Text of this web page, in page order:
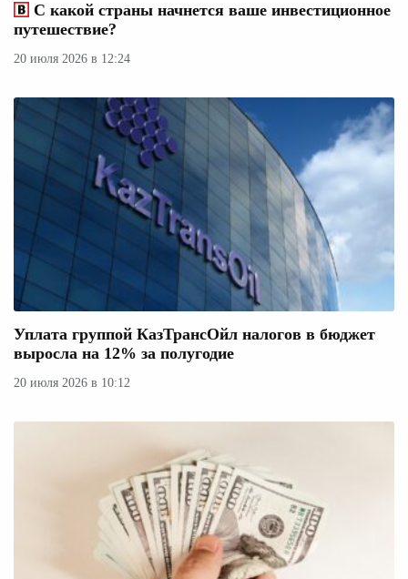
С какой страны начнется ваше инвестиционное
путешествие?
20 июля 2026 в 12:24
Уплата группой КазТрансОйл налогов в бюджет
выросла на 12% за полугодие
20 июля 2026 в 10:12